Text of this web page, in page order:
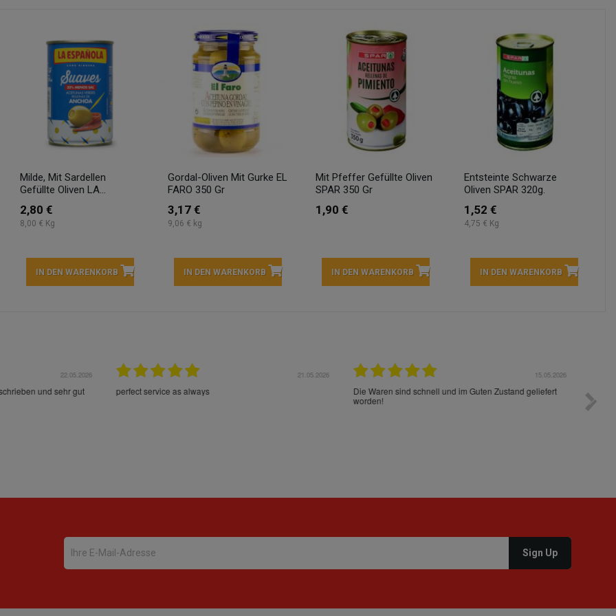
Milde, Mit Sardellen
Gefüllte Oliven LA...
2,80 €
8,00 € Kg
IN DEN WARENKORB
Gordal-Oliven Mit Gurke EL
FARO 350 Gr
3,17 €
9,06 € kg
IN DEN WARENKORB
Mit Pfeffer Gefüllte Oliven
SPAR 350 Gr
1,90 €
IN DEN WARENKORB
Entsteinte Schwarze
Oliven SPAR 320g.
1,52 €
4,75 € Kg
IN DEN WARENKORB
22.05.2026
und sehr gut
21.05.2026
perfect service as always
15.05.2026
Die Waren sind schnell und im Guten Zustand geliefert
worden!